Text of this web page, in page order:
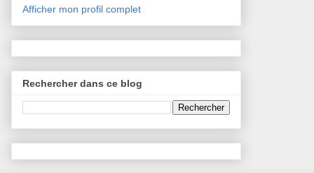
Afficher mon profil complet
Rechercher dans ce blog